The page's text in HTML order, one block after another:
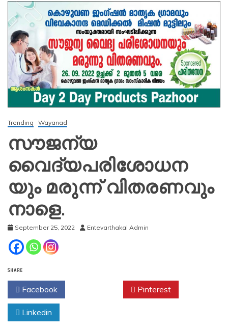
Trending Wayanad
സൗജന്യ
വൈദ്യപരിശോധന
യും മരുന്ന് വിതരണവും
നാളെ.
September 25, 2022 Entevarthakal Admin
SHARE
Facebook Pinterest
Linkedin